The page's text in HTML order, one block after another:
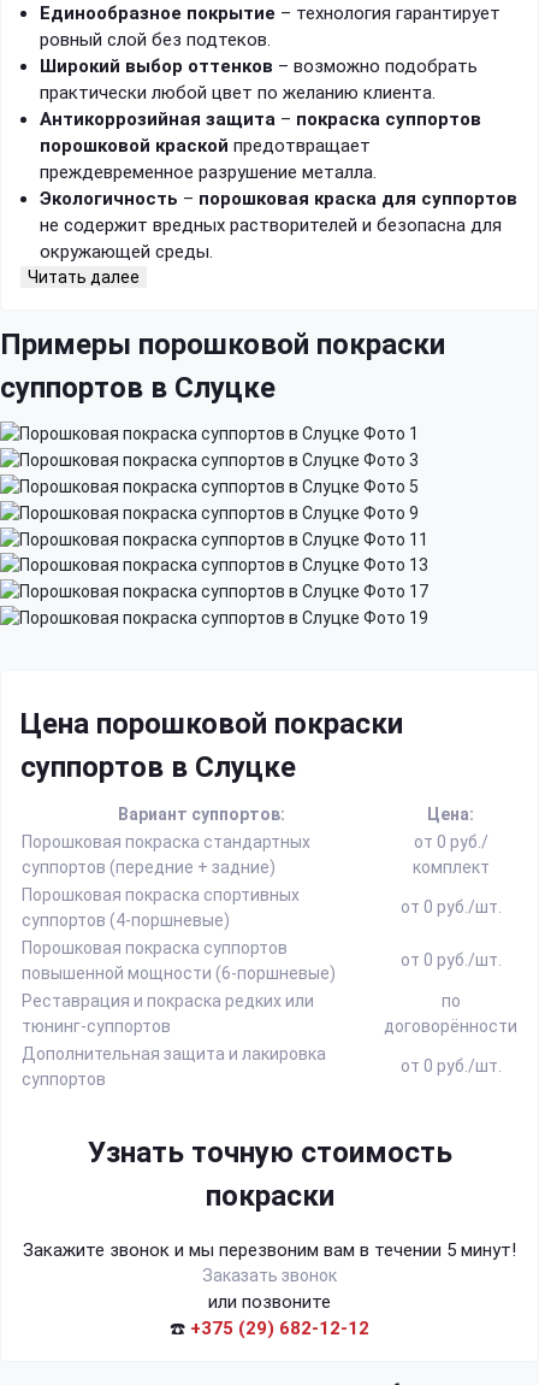
Единообразное покрытие – технология гарантирует
ровный слой без подтеков.
Широкий выбор оттенков – возможно подобрать
практически любой цвет по желанию клиента.
Антикоррозийная защита – покраска суппортов
порошковой краской предотвращает
преждевременное разрушение металла.
Экологичность – порошковая краска для суппортов
не содержит вредных растворителей и безопасна для
окружающей среды.
Читать далее
Примеры порошковой покраски
суппортов в Слуцке
Цена порошковой покраски
суппортов в Слуцке
Вариант суппортов:
Цена:
Порошковая покраска стандартных
суппортов (передние + задние)
от 0 руб./
комплект
Порошковая покраска спортивных
суппортов (4-поршневые)
от 0 руб./шт.
Порошковая покраска суппортов
повышенной мощности (6-поршневые)
от 0 руб./шт.
Реставрация и покраска редких или
тюнинг-суппортов
по
договорённости
Дополнительная защита и лакировка
суппортов
от 0 руб./шт.
Узнать точную стоимость
покраски
Закажите звонок и мы перезвоним вам в течении 5 минут!
Заказать звонок
или позвоните
☎️ +375 (29) 682-12-12